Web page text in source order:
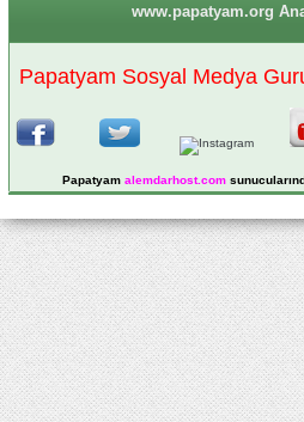
www.papatyam.org
Papatyam Sosyal Medya
Papatyam alemdarhost.com